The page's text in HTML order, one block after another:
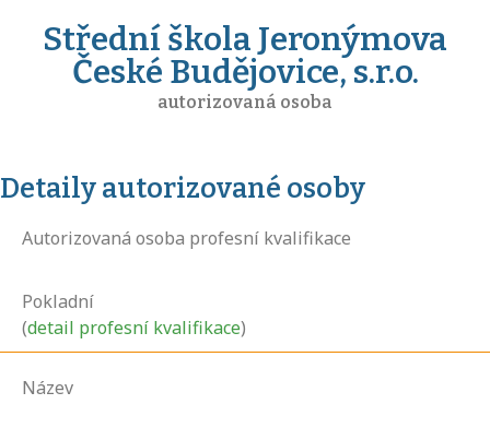
Střední škola Jeronýmova
České Budějovice, s.r.o.
autorizovaná osoba
Detaily autorizované osoby
Autorizovaná osoba profesní kvalifikace
Pokladní
(detail profesní kvalifikace)
Název